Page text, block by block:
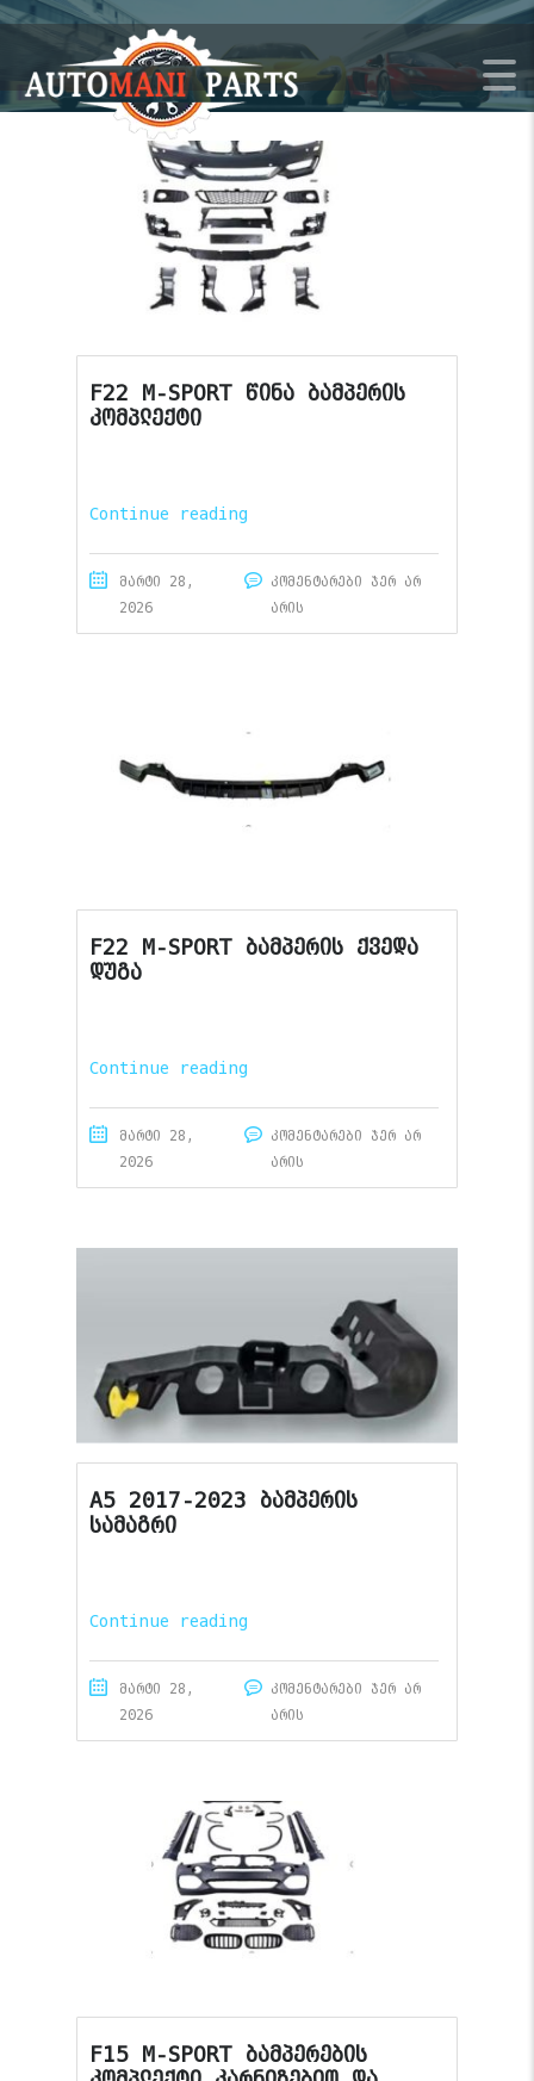
F22 M-SPORT წინა ბამპერის
კომპლექტი
Continue reading
მარტი 28,
2026
კომენტარები ჯერ არ
არის
F22 M-SPORT ბამპერის ქვედა
დუგა
Continue reading
მარტი 28,
2026
კომენტარები ჯერ არ
არის
A5 2017-2023 ბამპერის
სამაგრი
Continue reading
მარტი 28,
2026
კომენტარები ჯერ არ
არის
F15 M-SPORT ბამპერების